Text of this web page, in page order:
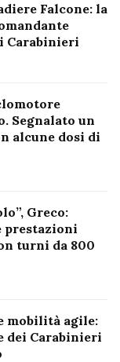
Falcone: la
Carabinieri
Segnalato un
alcune dosi di
Greco:
prestazioni
turni da 800
mobilità agile:
dei Carabinieri